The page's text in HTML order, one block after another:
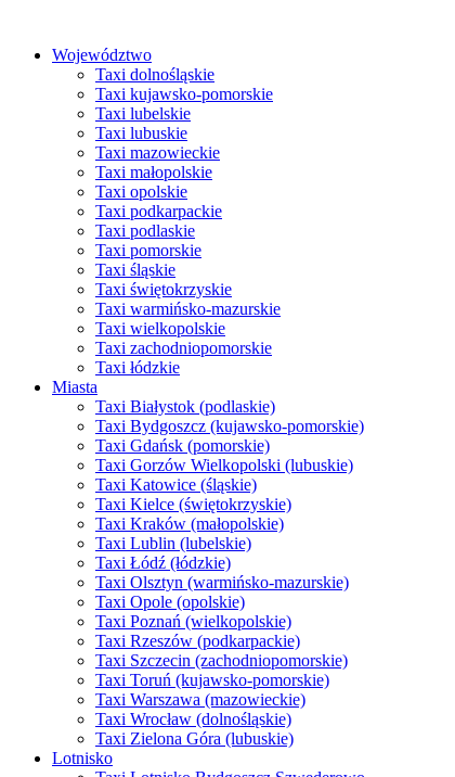
treści
Województwo
Taxi dolnośląskie
Taxi kujawsko-pomorskie
Taxi lubelskie
Taxi lubuskie
Taxi mazowieckie
Taxi małopolskie
Taxi opolskie
Taxi podkarpackie
Taxi podlaskie
Taxi pomorskie
Taxi śląskie
Taxi świętokrzyskie
Taxi warmińsko-mazurskie
Taxi wielkopolskie
Taxi zachodniopomorskie
Taxi łódzkie
Miasta
Taxi Białystok (podlaskie)
Taxi Bydgoszcz (kujawsko-pomorskie)
Taxi Gdańsk (pomorskie)
Taxi Gorzów Wielkopolski (lubuskie)
Taxi Katowice (śląskie)
Taxi Kielce (świętokrzyskie)
Taxi Kraków (małopolskie)
Taxi Lublin (lubelskie)
Taxi Łódź (łódzkie)
Taxi Olsztyn (warmińsko-mazurskie)
Taxi Opole (opolskie)
Taxi Poznań (wielkopolskie)
Taxi Rzeszów (podkarpackie)
Taxi Szczecin (zachodniopomorskie)
Taxi Toruń (kujawsko-pomorskie)
Taxi Warszawa (mazowieckie)
Taxi Wrocław (dolnośląskie)
Taxi Zielona Góra (lubuskie)
Lotnisko